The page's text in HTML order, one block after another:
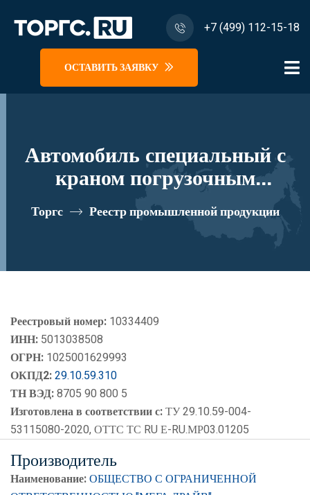
+7 (499) 112-15-18
ОСТАВИТЬ ЗАЯВКУ
Автомобиль специальный с
краном погрузочным
гидравлическим типа КМА на
базе КАМАЗ 65117 и его
реестровый номер 10334409
Торгс Реестр промышленной продукции
Реестровый номер: 10334409
ИНН: 5013038508
ОГРН: 1025001629993
ОКПД2:29.10.59.310
ТН ВЭД:8705 90 800 5
Изготовлена в соответствии с:ТУ 29.10.59-004-
53115080-2020, ОТТС ТС RU Е-RU.МР03.01205
Производитель
Наименование:ОБЩЕСТВО С ОГРАНИЧЕННОЙ